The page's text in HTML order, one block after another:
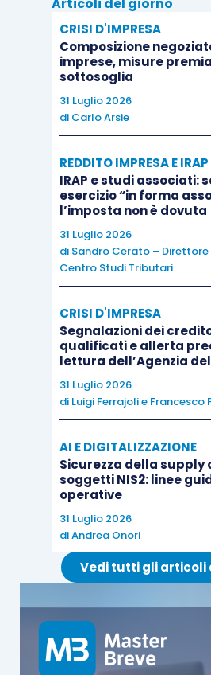
L’esperto, quando
giudizio di conferma o di
protettive, rappresenta lo
l’attività svolta e l’esito
test praticoper la verifica
all’analisi della coerenza del
con la check – list.
Quando siano state
l’esperto è tenutoin ogni
per la loro revocao per
durata, quando ritenga:
che esse
di assicurare il
o che siano
pregiudizio arrecato ai
CRISI D'IMPRESA
Composizione
imprese, misure
sottosoglia
31 Luglio 2026
di Carlo Arsie
REDDITO IMPRESA E IRAP
IRAP e studi associati:
esercizio “in forma
l’imposta non è dovuta
31 Luglio 2026
di Sandro Cerato –
Centro Studi Tributari
CRISI D'IMPRESA
Segnalazioni dei
qualificati e allerta
lettura dell’Agenzia
31 Luglio 2026
di Luigi Ferrajolie Francesco
AI E DIGITALIZZAZIONE
Sicurezza della supply
soggetti NIS2: linee
operative
31 Luglio 2026
diAndrea Onori
Vedi tutti gli articoli